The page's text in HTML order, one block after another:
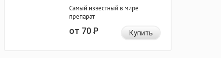
Самый известный в мире
препарат
от 70Р Купить